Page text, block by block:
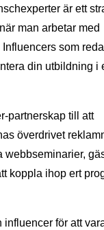
är ett
man arbetar med
som
din utbildning i
partnerskap till att
överdrivet
webbseminarier,
koppla ihop ert
influencer för att